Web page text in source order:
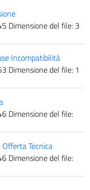
Dimensione del file: 3
Incompatibilità
Dimensione del file: 1
Dimensione del file:
Tecnica
Dimensione del file: